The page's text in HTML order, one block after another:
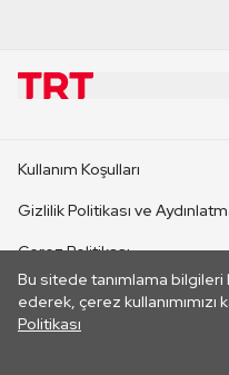
Bu sitede tanımlama bilgileri
ederek, çerez
Politikası
CANLI YAYINLAR
Kullanım Koşulları
Gizlilik Politikası ve
Çerez Politikası
İletişim
Her hakkı saklıdır. ©2026